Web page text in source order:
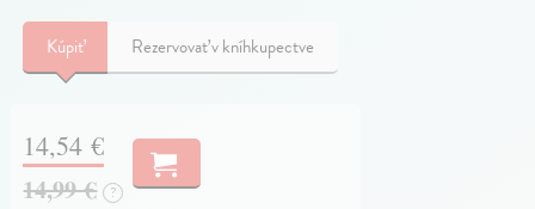
Kúpiť Rezervovať v kníhkupectve
14,54 €
14,99 € ?